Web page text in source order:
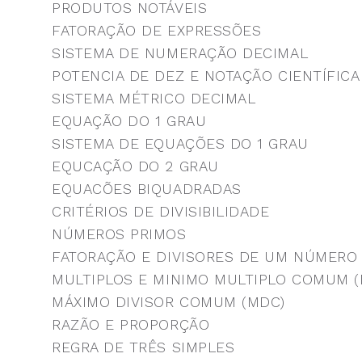
PRODUTOS NOTÁVEIS
FATORAÇÃO DE EXPRESSÕES
SISTEMA DE NUMERAÇÃO DECIMAL
POTENCIA DE DEZ E NOTAÇÃO CIENTÍFICA
SISTEMA MÉTRICO DECIMAL
EQUAÇÃO DO 1 GRAU
SISTEMA DE EQUAÇÕES DO 1 GRAU
EQUCAÇÃO DO 2 GRAU
EQUACÕES BIQUADRADAS
CRITÉRIOS DE DIVISIBILIDADE
NÚMEROS PRIMOS
FATORAÇÃO E DIVISORES DE UM NÚMERO
MULTIPLOS E MINIMO MULTIPLO COMUM
MÁXIMO DIVISOR COMUM (MDC)
RAZÃO E PROPORÇÃO
REGRA DE TRÊS SIMPLES